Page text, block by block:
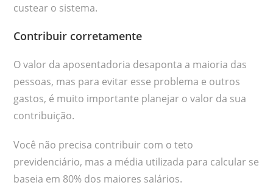
custear o sistema.
Contribuir corretamente
O valor da aposentadoria desaponta a maioria das
pessoas, mas para evitar esse problema e outros
gastos, é muito importante planejar o valor da sua
contribuição.
Você não precisa contribuir com o teto
previdenciário, mas a média utilizada para calcular se
baseia em 80% dos maiores salários.